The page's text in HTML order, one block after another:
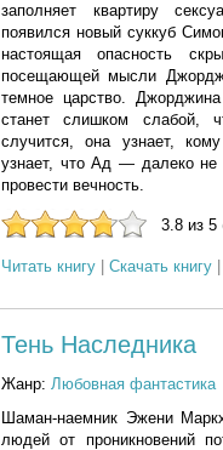
заполняет квартиру
появился новый суккуб
настоящая опасность
посещающей мысли
темное царство.
станет слишком слабой,
случится, она узнает,
узнает, что Ад — далеко
провести вечность.
3.8 из 5
Читать книгу Скачать книгу
Тень Наследника
Жанр: Любовная фантастика
Шаман-наемник Эжени
людей от проникновений